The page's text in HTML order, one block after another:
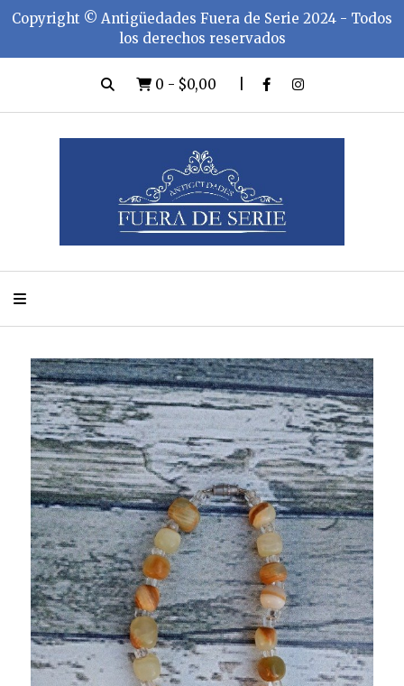
Copyright ©️ Antigüedades Fuera de Serie 2024 - Todos
los derechos reservados
0 - $0,00